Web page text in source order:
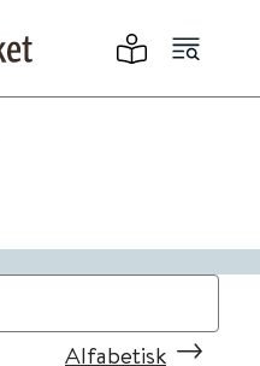
Alfabetisk